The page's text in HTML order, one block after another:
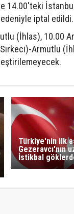
14.00'teki
iptal edildi.
(İhlas), 10.00
Armutlu
Türkiye'nin ilk
Gezeravcı'nın
İstikbal